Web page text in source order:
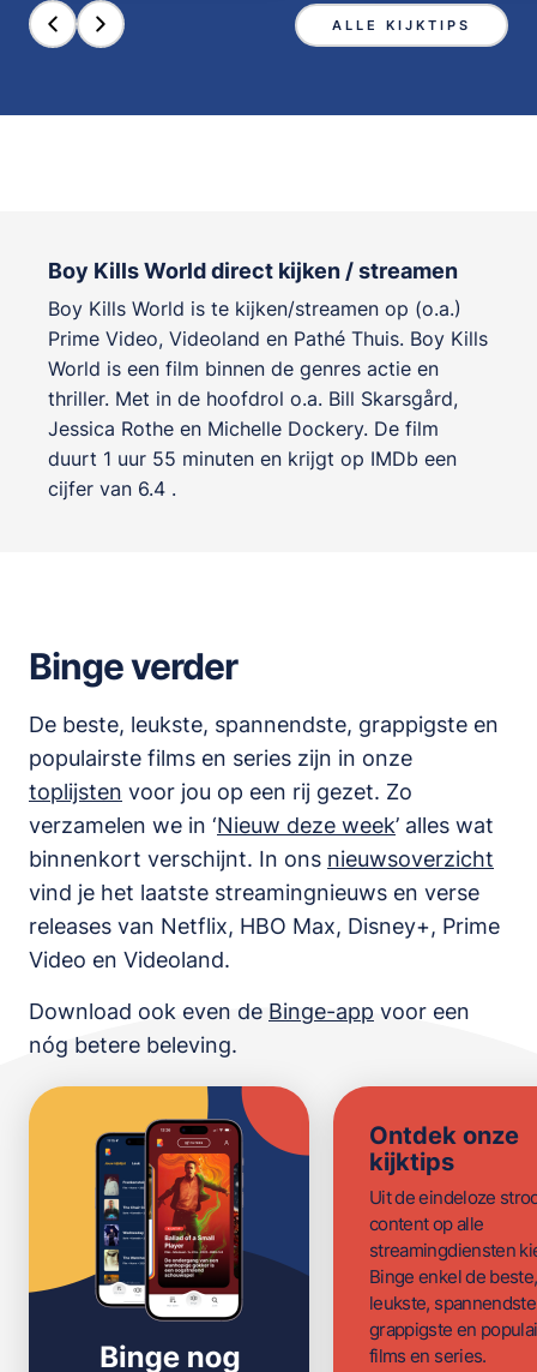
ALLE KIJKTIPS
Boy Kills World direct kijken / streamen
Boy Kills World is te kijken/streamen op (o.a.)
Prime Video, Videoland en Pathé Thuis. Boy Kills
World is een film binnen de genres actie en
thriller. Met in de hoofdrol o.a. Bill Skarsgård,
Jessica Rothe en Michelle Dockery. De film
duurt 1 uur 55 minuten en krijgt op IMDb een
cijfer van 6.4 .
Binge verder
De beste, leukste, spannendste, grappigste en
populairste films en series zijn in onze
toplijsten voor jou op een rij gezet. Zo
verzamelen we in ‘Nieuw deze week’ alles wat
binnenkort verschijnt. In ons nieuwsoverzicht
vind je het laatste streamingnieuws en verse
releases van Netflix, HBO Max, Disney+, Prime
Video en Videoland.
Download ook even de Binge-app voor een
nóg betere beleving.
Ontdek onze
kijktips
Uit de eindeloze
content op alle
streamingdiensten
Binge enkel de beste,
leukste,
grappigste en
films en series.